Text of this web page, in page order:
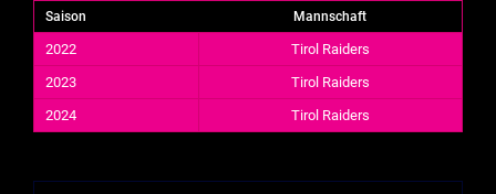
Saison Mannschaft
2022
Tirol Raiders
2023
Tirol Raiders
2024
Tirol Raiders